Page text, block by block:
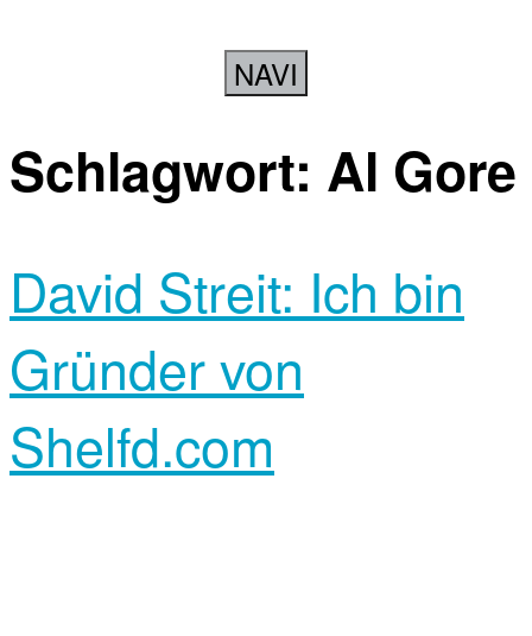
NAVI
Schlagwort: Al Gore
David Streit: Ich bin
Gründer von
Shelfd.com